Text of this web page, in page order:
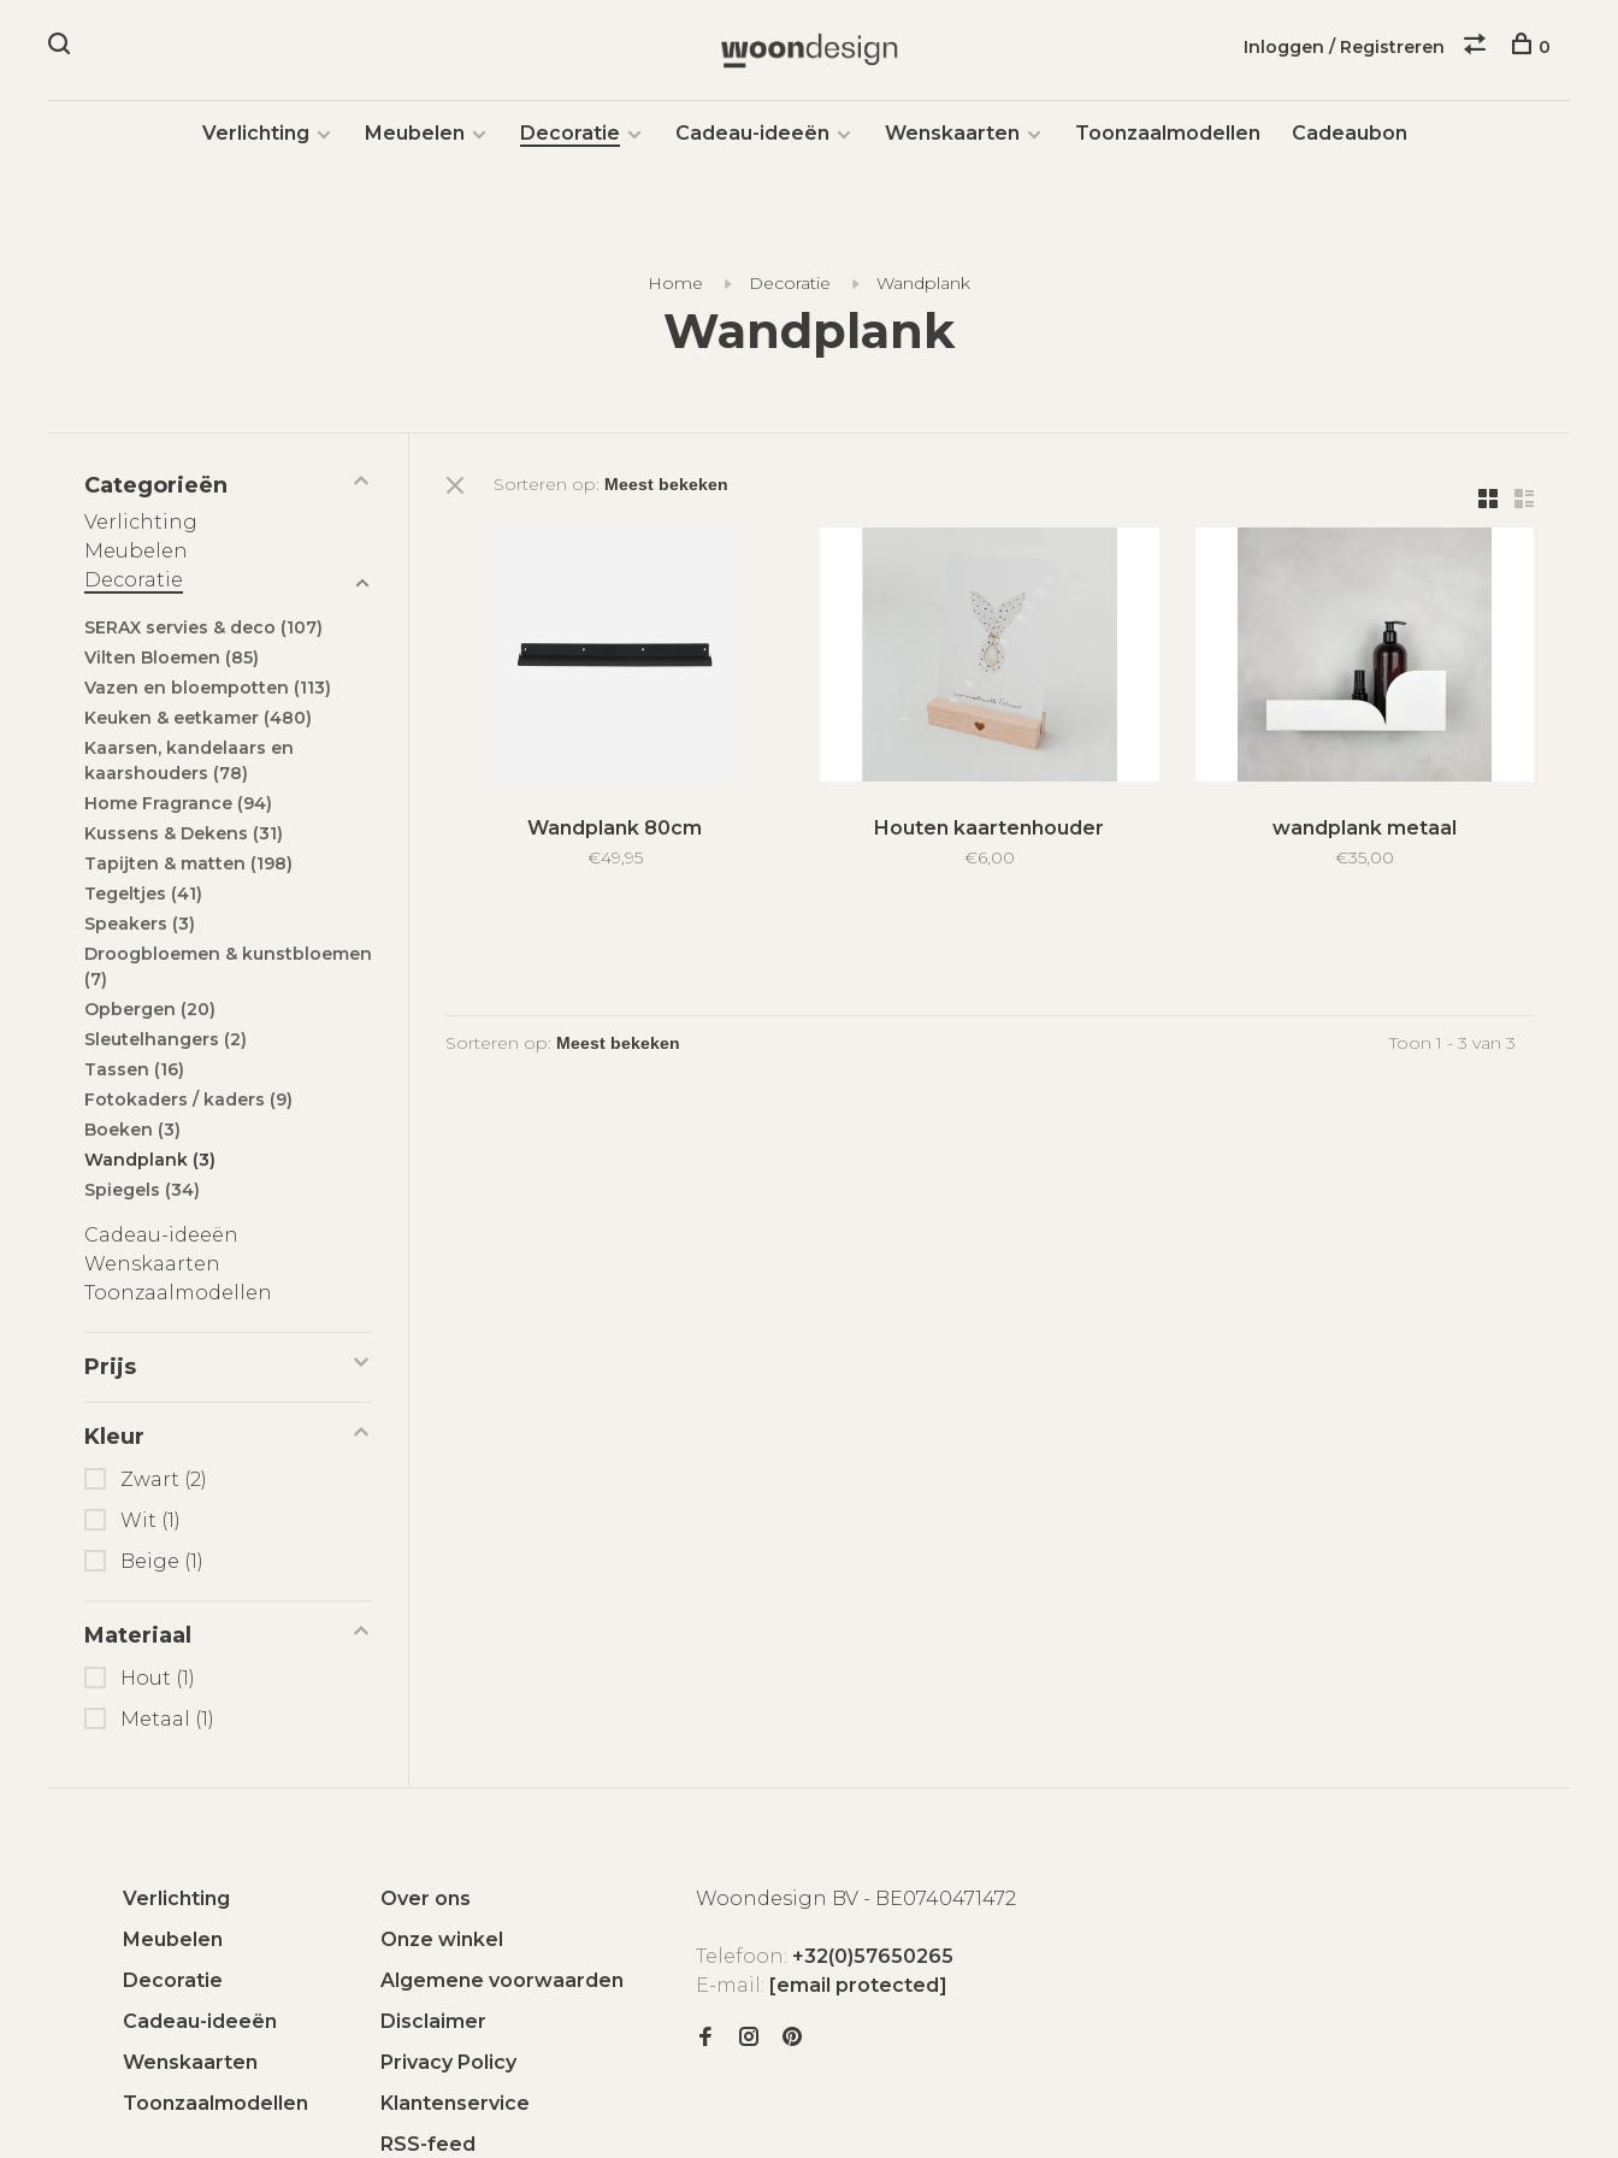
Verlichting Meubelen Decoratie Cadeau-ideeën Wenskaarten Toonzaalmodellen Cadeaubon
Inloggen / Registreren 0
Home Decoratie Wandplank
Wandplank
Categorieën
Verlichting
Meubelen
Decoratie
SERAX servies & deco (107)
Vilten Bloemen (85)
Vazen en bloempotten (113)
Keuken & eetkamer (480)
Kaarsen, kandelaars en
kaarshouders (78)
Home Fragrance (94)
Kussens & Dekens (31)
Tapijten & matten (198)
Tegeltjes (41)
Speakers (3)
Droogbloemen & kunstbloemen
(7)
Opbergen (20)
Sleutelhangers (2)
Tassen (16)
Fotokaders / kaders (9)
Boeken (3)
Wandplank (3)
Spiegels (34)
Cadeau-ideeën
Wenskaarten
Toonzaalmodellen
Prijs
Kleur
Zwart (2)
Wit (1)
Beige (1)
Materiaal
Hout (1)
Metaal
(1)
Sorteren op:
Wandplank 80cm
€49,95
Houten kaartenhouder
€6,00
wandplank metaal
€35,00
Sorteren op: Toon 1 - 3 van 3
Verlichting
Meubelen
Decoratie
Cadeau-ideeën
Wenskaarten
Toonzaalmodellen
Over ons
Onze winkel
Algemene voorwaarden
Disclaimer
Privacy Policy
Klantenservice
RSS-feed
Woondesign BV - BE0740471472
Telefoon: +32(0)57650265
E-mail: [email protected]